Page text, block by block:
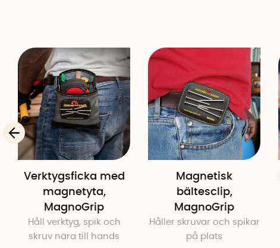
Verktygsficka med
magnetyta,
MagnoGrip
Håll verktyg, spik och
skruv nära till hands
Magnetisk
bältesclip,
MagnoGrip
Håller skruvar och spikar
på plats